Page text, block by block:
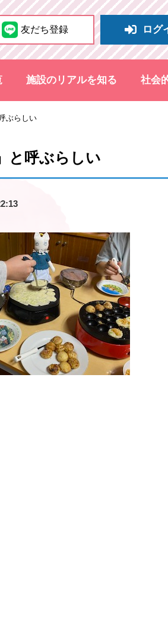
友だち登録 ログ
施設のリアルを知る 社会
ぶらしい
と呼ぶらしい